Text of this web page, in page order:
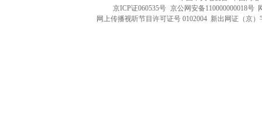
京ICP证060535号 京公网安备110000000018号
网上传播视听节目许可证号 0102004 新出网证（京